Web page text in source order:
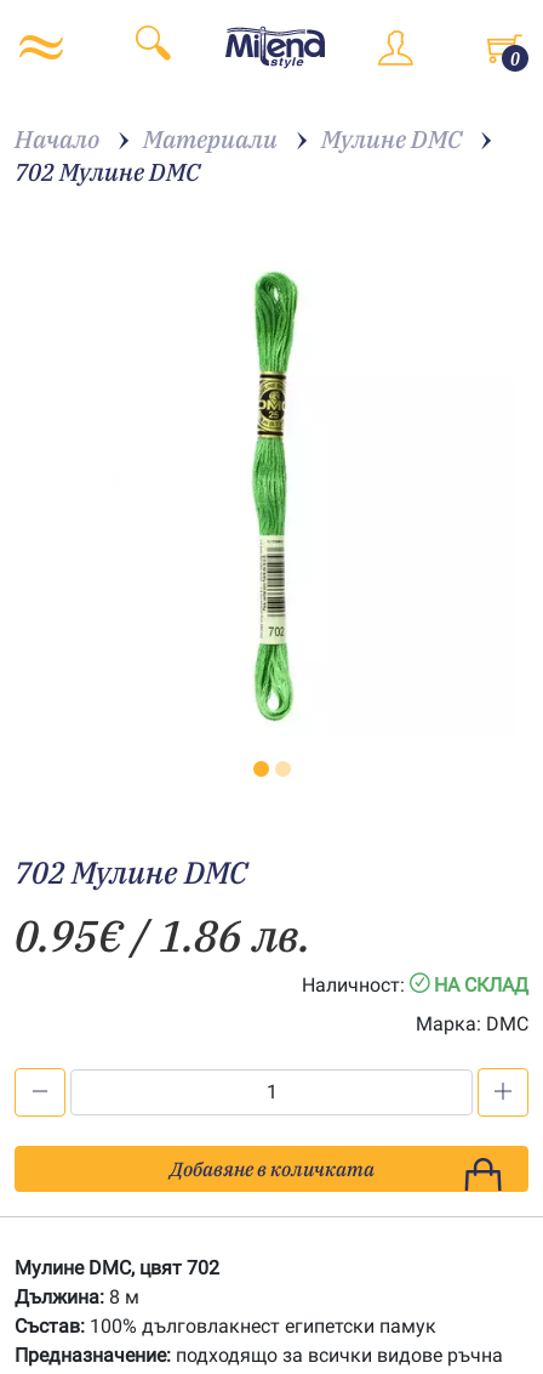
0
Начало Материали
Мулине DMC
702 Мулине DMC
702 Мулине DMC
0.95€/ 1.86 лв.
Наличност:
НА СКЛАД
Марка: DMC
Мулине
DMC
Добавяне в количката
Мулине DMC, цвят 702
Дължина: 8 м
Състав: 100% дълговлакнест египетски памук
Предназначение: подходящо за всички видове ръчна